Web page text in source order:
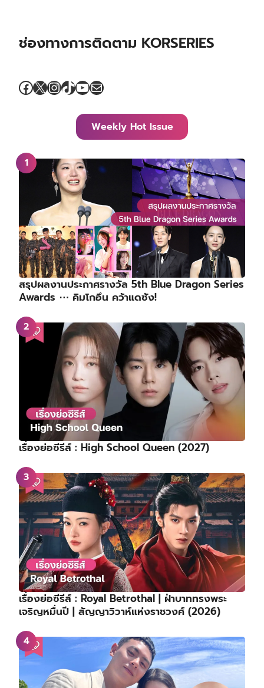
ช่องทางการติดตาม KORSERIES
Facebook
X Instagram
TikTok
YouTube
Mail
Weekly Hot Issue
สรุปผลงานประกาศรางวัล 5th Blue Dragon Series
Awards ⋯ คิมโกอึน คว้าแดซัง!
เรื่องย่อซีรีส์ : High School Queen (2027)
เรื่องย่อซีรีส์ : Royal Betrothal | ฝ่าบาททรงพระ
เจริญหมื่นปี | สัญญาวิวาห์แห่งราชวงศ์ (2026)